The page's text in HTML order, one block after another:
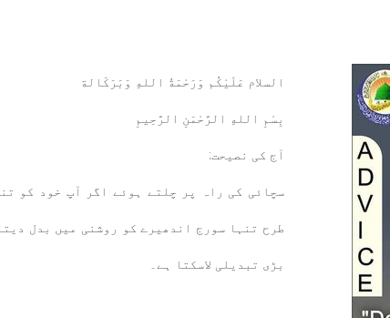
السلام عَلَيْكُم وَرَحْمَةُ اللهِ وَبَرَكَالة
بِسْمِ اللهِ الرَّحْمَنِ الرَّحِيمِ
آج کی نصیحت:
سچائی کی راہ پر چلتے ہوئے اگر آپ خود کو
طرح تنہا سورج اندھیرے کو روشنی میں بدل
بڑی تبدیلی لاسکتا ہے۔